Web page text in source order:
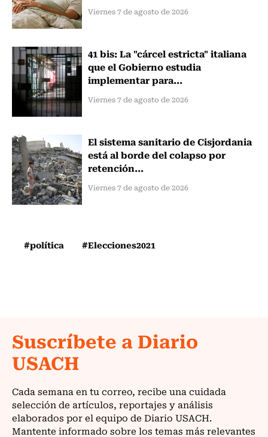
Viernes 7 de agosto de 2026
41 bis: La "cárcel estricta" italiana
que el Gobierno estudia
implementar para...
Viernes 7 de agosto de 2026
El sistema sanitario de Cisjordania
está al borde del colapso por
retención...
Viernes 7 de agosto de 2026
#política #Elecciones2021